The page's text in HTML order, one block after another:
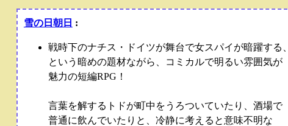
雪の日朝日 :
戦時下のナチス・ドイツが舞台で女スパイが暗躍する、
という暗めの題材ながら、コミカルで明るい雰囲気が
魅力の短編RPG！
言葉を解するトドが町中をうろついていたり、酒場で
普通に飲んでいたりと、冷静に考えると意味不明な